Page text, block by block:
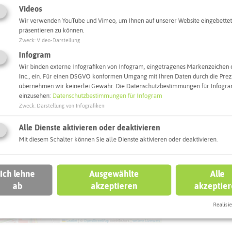
Leaflet|©OpenStreetMapcontributors |weitere Lizenzen
45657
Videos
Wir verwenden YouTube und Vimeo, um Ihnen auf unserer Website
präsentieren zu können.
Zweck: Video-Darstellung
Infogram
Wir binden externe Infografiken von Infogram, eingetragenes Markenzeichen
Inc., ein. Für einen DSGVO konformen Umgang mit Ihren Daten durch die
übernehmen wir keinerlei Gewähr. Die Datenschutzbestimmungen für
einzusehen: Datenschutzbestimmungen für Infogram
Zweck: Darstellung von Infografiken
Alle Dienste aktivieren oder deaktivieren
Mit diesem Schalter können Sie alle Dienste aktivieren oder deaktivieren.
Ich lehne
ab
Ausgewählte
akzeptieren
Alle